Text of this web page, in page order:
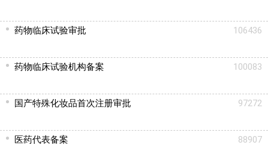
药物临床试验审批 106436
药物临床试验机构备案 100083
国产特殊化妆品首次注册审批 97272
医药代表备案 88907